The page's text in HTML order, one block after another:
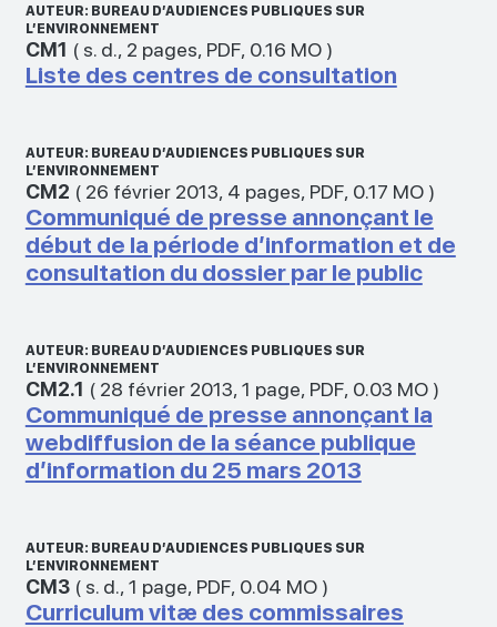
AUTEUR: BUREAU D’AUDIENCES PUBLIQUES SUR
L’ENVIRONNEMENT
CM1 ( s. d., 2 pages, PDF, 0.16 MO)
Liste des centres de consultation
AUTEUR: BUREAU D’AUDIENCES PUBLIQUES SUR
L’ENVIRONNEMENT
CM2 ( 26 février 2013, 4 pages, PDF, 0.17 MO)
Communiqué de presse annonçant le
début de la période d’information et de
consultation du dossier par le public
AUTEUR: BUREAU D’AUDIENCES PUBLIQUES SUR
L’ENVIRONNEMENT
CM2.1 ( 28 février 2013, 1 page, PDF, 0.03 MO)
Communiqué de presse annonçant la
webdiffusion de la séance publique
d’information du 25 mars 2013
AUTEUR: BUREAU D’AUDIENCES PUBLIQUES SUR
L’ENVIRONNEMENT
CM3( s. d., 1 page, PDF, 0.04 MO)
Curriculum vitæ des commissaires